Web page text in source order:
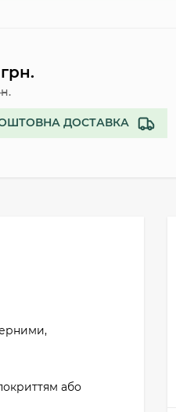
ДОСТАВКА
або